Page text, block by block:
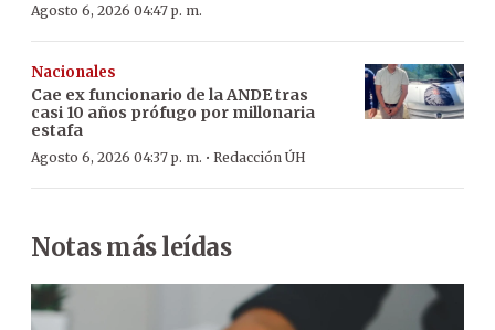
Agosto 6, 2026 04:47 p. m.
Nacionales
Cae ex funcionario de la ANDE tras
casi 10 años prófugo por millonaria
estafa
Agosto 6, 2026 04:37 p. m. · Redacción ÚH
Notas más leídas